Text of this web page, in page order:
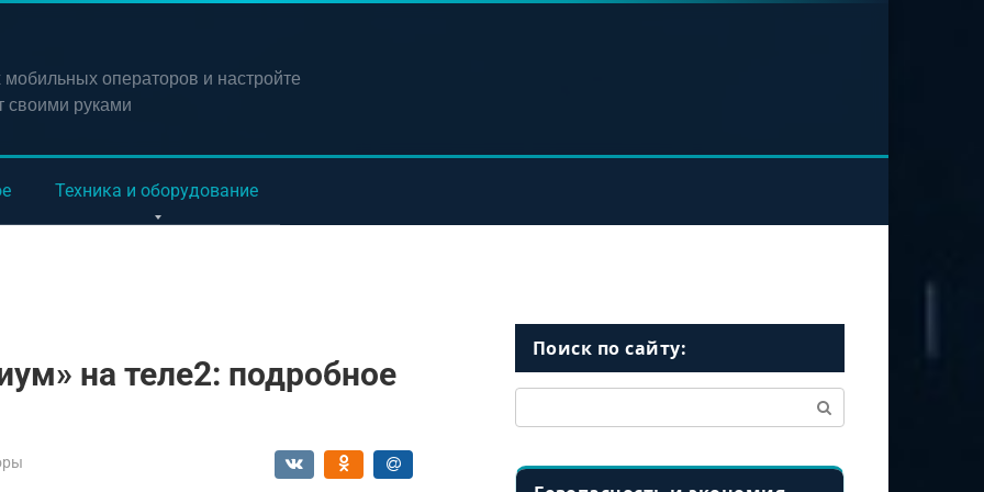
мобильных операторов и настройте
своими руками
Техника и оборудование
на теле2: подробное
Поиск по сайту: